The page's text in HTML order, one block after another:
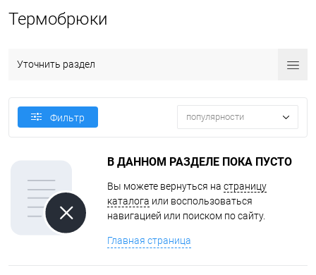
Термобрюки
Уточнить раздел
Фильтр популярности
В ДАННОМ РАЗДЕЛЕ ПОКА ПУСТО
Вы можете вернуться на страницу
каталога или воспользоваться
навигацией или поиском по сайту.
Главная страница